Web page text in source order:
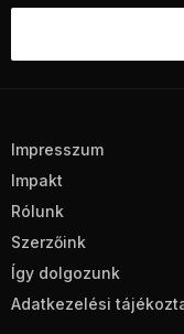
Impresszum
Impakt
Rólunk
Szerzőink
Így dolgozunk
Adatkezelési